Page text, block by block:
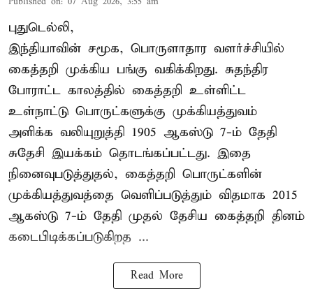
புதுடெல்லி,
இந்தியாவின் சமூக, பொருளாதார வளர்ச்சியில்
கைத்தறி முக்கிய பங்கு வகிக்கிறது. சுதந்திர
போராட்ட காலத்தில் கைத்தறி உள்ளிட்ட
உள்நாட்டு பொருட்களுக்கு முக்கியத்துவம்
அளிக்க வலியுறுத்தி 1905 ஆகஸ்டு 7-ம் தேதி
சுதேசி இயக்கம் தொடங்கப்பட்டது. இதை
நினைவுபடுத்துதல், கைத்தறி பொருட்களின்
முக்கியத்துவத்தை வெளிப்படுத்தும் விதமாக 2015
ஆகஸ்டு 7-ம் தேதி முதல் தேசிய கைத்தறி தினம்
கடைபிடிக்கப்படுகிறத ...
Read More